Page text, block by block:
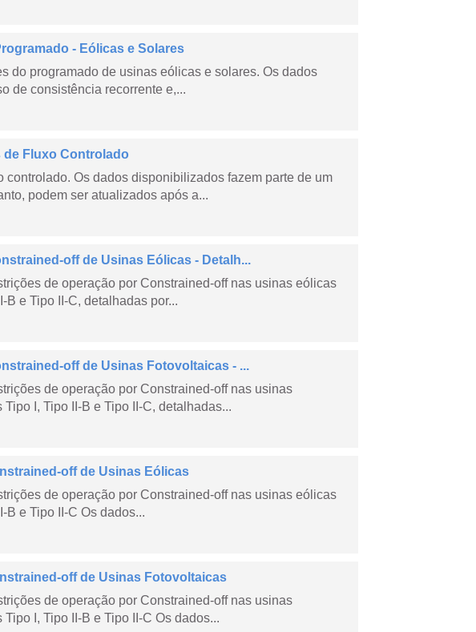
- Eólicas e Solares
do programado de usinas eólicas e solares. Os dados
de consistência recorrente e,...
de Fluxo Controlado
controlado. Os dados disponibilizados fazem parte de um
podem ser atualizados após a...
off de Usinas Eólicas - Detalh...
de operação por Constrained-off nas usinas eólicas
e Tipo II-C, detalhadas por...
off de Usinas Fotovoltaicas - ...
de operação por Constrained-off nas usinas
I, Tipo II-B e Tipo II-C, detalhadas...
off de Usinas Eólicas
de operação por Constrained-off nas usinas eólicas
e Tipo II-C Os dados...
off de Usinas Fotovoltaicas
de operação por Constrained-off nas usinas
I, Tipo II-B e Tipo II-C Os dados...